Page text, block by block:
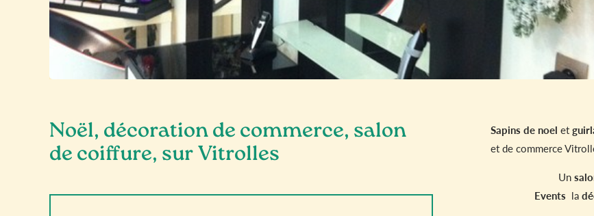
Noël, décoration de commerce, salon
de coiffure, sur Vitrolles
Sapins de noel et
et de commerce
Un
Events la